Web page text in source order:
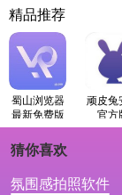
精品推荐
蜀山浏览器
最新免费版
顽皮兔
官方
猜你喜欢
氛围感拍照软件